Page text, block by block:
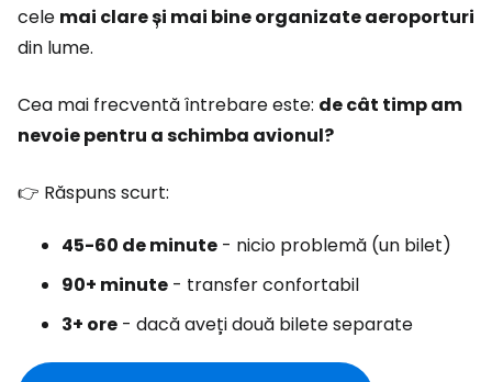
cele mai clare și mai bine organizate aeroporturi
din lume.
Cea mai frecventă întrebare este: de cât timp am
nevoie pentru a schimba avionul?
👉 Răspuns scurt:
45-60 de minute - nicio problemă (un bilet)
90+ minute - transfer confortabil
3+ ore - dacă aveți două bilete separate